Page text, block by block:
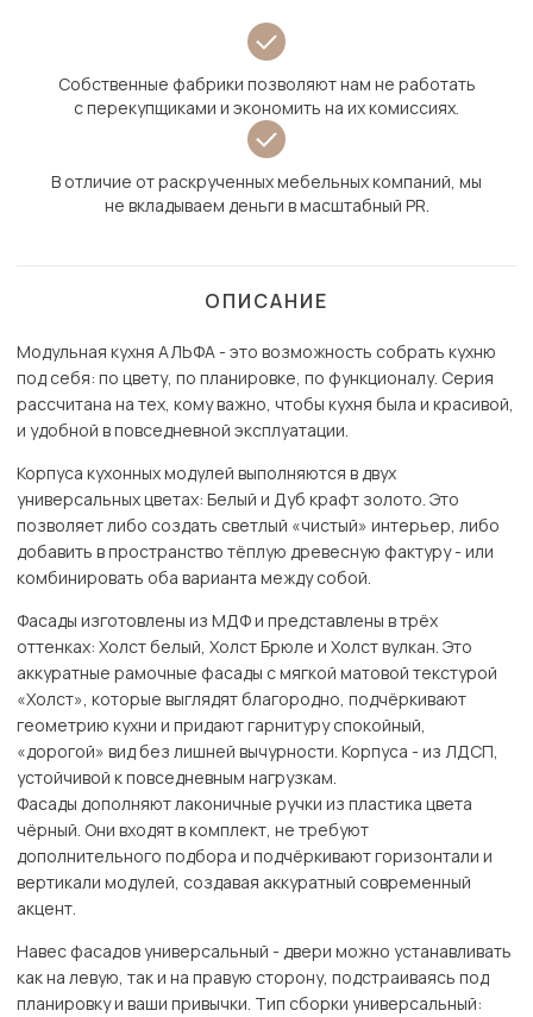
Собственные фабрики позволяют нам не работать
с перекупщиками и экономить на их комиссиях.
В отличие от раскрученных мебельных компаний, мы
не вкладываем деньги в масштабный PR.
ОПИСАНИЕ
Модульная кухня АЛЬФА - это возможность собрать кухню
под себя: по цвету, по планировке, по функционалу. Серия
рассчитана на тех, кому важно, чтобы кухня была и красивой,
и удобной в повседневной эксплуатации.
Корпуса кухонных модулей выполняются в двух
универсальных цветах: Белый и Дуб крафт золото. Это
позволяет либо создать светлый «чистый» интерьер, либо
добавить в пространство тёплую древесную фактуру - или
комбинировать оба варианта между собой.
Фасады изготовлены из МДФ и представлены в трёх
оттенках: Холст белый, Холст Брюле и Холст вулкан. Это
аккуратные рамочные фасады с мягкой матовой текстурой
«Холст», которые выглядят благородно, подчёркивают
геометрию кухни и придают гарнитуру спокойный,
«дорогой» вид без лишней вычурности. Корпуса - из ЛДСП,
устойчивой к повседневным нагрузкам.
Фасады дополняют лаконичные ручки из пластика цвета
чёрный. Они входят в комплект, не требуют
дополнительного подбора и подчёркивают горизонтали и
вертикали модулей, создавая аккуратный современный
акцент.
Навес фасадов универсальный - двери можно устанавливать
как на левую, так и на правую сторону, подстраиваясь под
планировку и ваши привычки. Тип сборки универсальный: